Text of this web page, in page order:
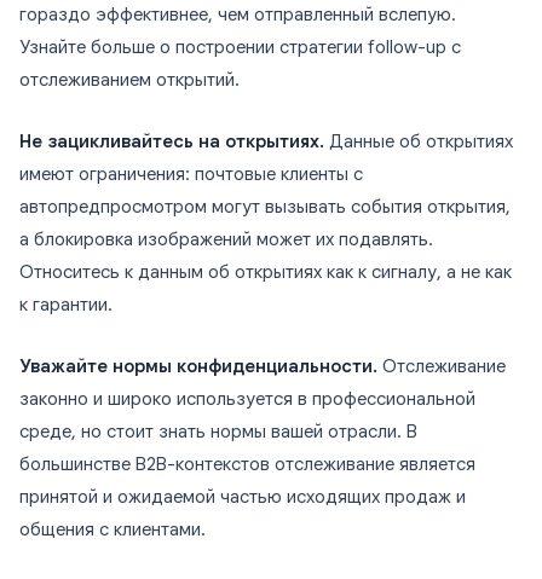
гораздо эффективнее, чем отправленный вслепую.
Узнайте больше о построении стратегии follow-up с
отслеживанием открытий.
Не зацикливайтесь на открытиях. Данные об открытиях
имеют ограничения: почтовые клиенты с
автопредпросмотром могут вызывать события открытия,
а блокировка изображений может их подавлять.
Относитесь к данным об открытиях как к сигналу, а не как
к гарантии.
Уважайте нормы конфиденциальности. Отслеживание
законно и широко используется в профессиональной
среде, но стоит знать нормы вашей отрасли. В
большинстве B2B-контекстов отслеживание является
принятой и ожидаемой частью исходящих продаж и
общения с клиентами.